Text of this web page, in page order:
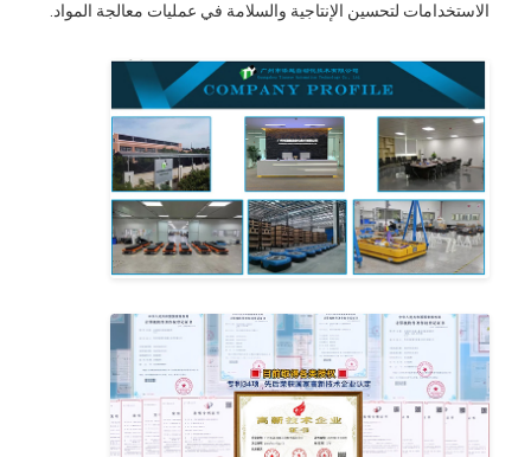
الاستخدامات لتحسين الإنتاجية والسلامة في عمليات معالجة المواد.